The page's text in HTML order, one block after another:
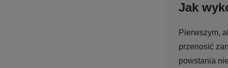
Jak
Pierwszym,
przenosić
powstania